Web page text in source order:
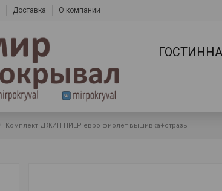
Доставка О компании
Комплект ДЖИН ПИЕР евро фиолет вышивка+стразы